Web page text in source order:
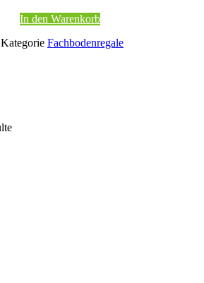
In den Warenkorb
Kategorie Fachbodenregale